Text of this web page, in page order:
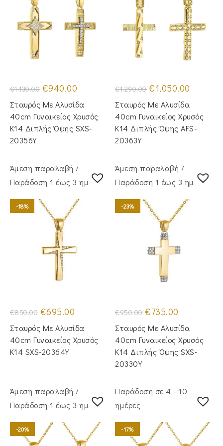
€1,130.00 Original
price
was:
€1,130.00.
€940.00
τιμή
είναι:
€940.00.
Σταυρός Με Αλυσίδα
40cm Γυναικείος Χρυσός
Κ14 Διπλής Όψης SXS-
20356Y
€1,290.00 Original
price
was:
€1,290.00.
€1,050.00
είναι:
€1,050.00.
Σταυρός Mε Aλυσίδα
40cm Γυναικείος Χρυσός
Κ14 Διπλής Όψης AFS-
20363Y
Άμεση παραλαβή /
Παράδoση 1 έως 3 ημέρες
-18%
€850.00 Original
price
was:
€850.00.
€695.00
τιμή
είναι:
€695.00.
Σταυρός Με Αλυσίδα
40cm Γυναικείος Χρυσός
Κ14 SXS-20364Y
Άμεση παραλαβή /
Παράδoση 1 έως 3 ημέρες
-23%
€950.00 Original
price
was:
€950.00.
€735.00
τιμή
είναι:
€735.00.
Σταυρός Με Αλυσίδα
40cm Γυναικείος Χρυσός
Κ14 Διπλής Όψης SXS-
20330Y
Άμεση παραλαβή /
Παράδoση 1 έως 3 ημέρες
-20%
Παράδοση σε 4 - 10
ημέρες
-17%